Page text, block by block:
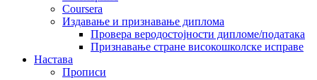
Coursera
Издавање и признавање диплома
Провера веродостојности дипломе/података
Признавање стране високошколске исправе
Настава
Прописи